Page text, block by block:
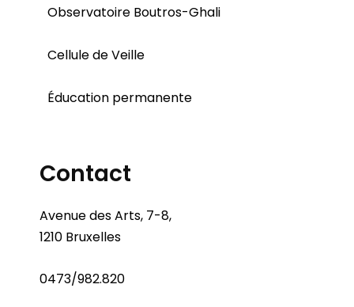
Observatoire Boutros-Ghali
Cellule de Veille
Éducation permanente
Contact
Avenue des Arts, 7-8,
1210 Bruxelles
0473/982.820